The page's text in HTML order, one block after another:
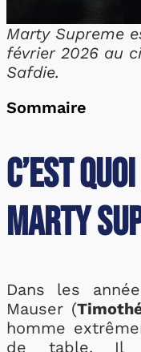
Marty Supreme
février 2026 au
Safdie.
Sommaire
C’est
Marty
Dans les
Mauser (
homme
de table. Il